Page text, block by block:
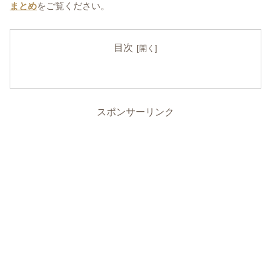
まとめをご覧ください。
目次
スポンサーリンク